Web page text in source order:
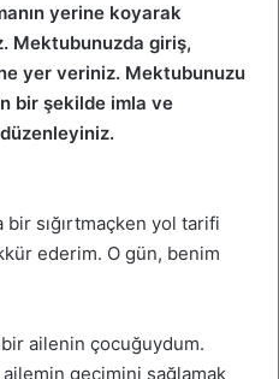
yerine koyarak
Mektubunuzda giriş,
yer veriniz. Mektubunuzu
bir şekilde imla ve
bir sığırtmaçken yol tarifi
ederim. O gün, benim
bir ailenin çocuğuydum.
geçimini sağlamak